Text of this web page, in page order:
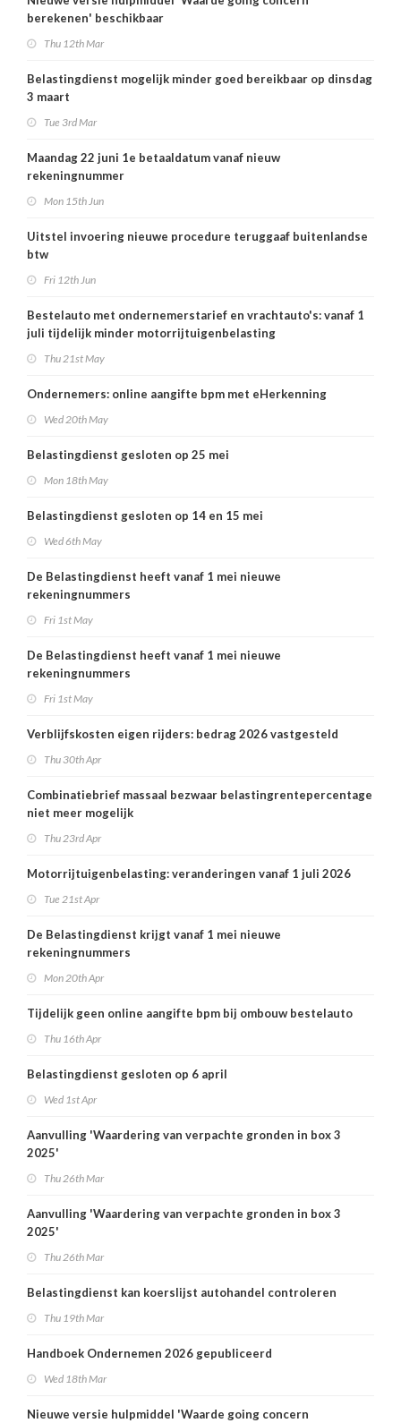
berekenen' beschikbaar
Thu 12th Mar
Belastingdienst mogelijk minder goed bereikbaar op dinsdag
3 maart
Tue 3rd Mar
Maandag 22 juni 1e betaaldatum vanaf nieuw
rekeningnummer
Mon 15th Jun
Uitstel invoering nieuwe procedure teruggaaf buitenlandse
btw
Fri 12th Jun
Bestelauto met ondernemerstarief en vrachtauto's: vanaf 1
juli tijdelijk minder motorrijtuigenbelasting
Thu 21st May
Ondernemers: online aangifte bpm met eHerkenning
Wed 20th May
Belastingdienst gesloten op 25 mei
Mon 18th May
Belastingdienst gesloten op 14 en 15 mei
Wed 6th May
De Belastingdienst heeft vanaf 1 mei nieuwe
rekeningnummers
Fri 1st May
De Belastingdienst heeft vanaf 1 mei nieuwe
rekeningnummers
Fri 1st May
Verblijfskosten eigen rijders: bedrag 2026 vastgesteld
Thu 30th Apr
Combinatiebrief massaal bezwaar belastingrentepercentage
niet meer mogelijk
Thu 23rd Apr
Motorrijtuigenbelasting: veranderingen vanaf 1 juli 2026
Tue 21st Apr
De Belastingdienst krijgt vanaf 1 mei nieuwe
rekeningnummers
Mon 20th Apr
Tijdelijk geen online aangifte bpm bij ombouw bestelauto
Thu 16th Apr
Belastingdienst gesloten op 6 april
Wed 1st Apr
Aanvulling 'Waardering van verpachte gronden in box 3
2025'
Thu 26th Mar
Aanvulling 'Waardering van verpachte gronden in box 3
2025'
Thu 26th Mar
Belastingdienst kan koerslijst autohandel controleren
Thu 19th Mar
Handboek Ondernemen 2026 gepubliceerd
Wed 18th Mar
Nieuwe versie hulpmiddel 'Waarde going concern